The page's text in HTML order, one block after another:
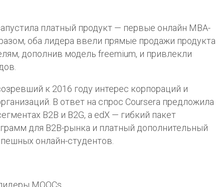
платный продукт — первые онлайн МВА-
оба лидера ввели прямые продажи продукта
дополнив модель freemium, и привлекли
к 2016 году интерес корпораций и
В ответ на спрос Coursera предложила
В2В и В2G, а edX — гибкий пакет
для В2В-рынка и платный дополнительный
онлайн-студентов.